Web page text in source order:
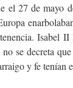
el 27 de mayo
Isabel
se decreta
y fe tenían